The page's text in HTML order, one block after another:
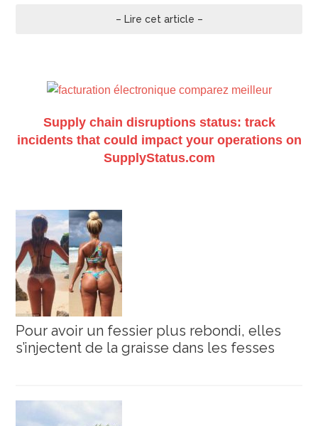
– Lire cet article –
Supply chain disruptions status: track
incidents that could impact your operations on
SupplyStatus.com
Pour avoir un fessier plus rebondi, elles
s’injectent de la graisse dans les fesses